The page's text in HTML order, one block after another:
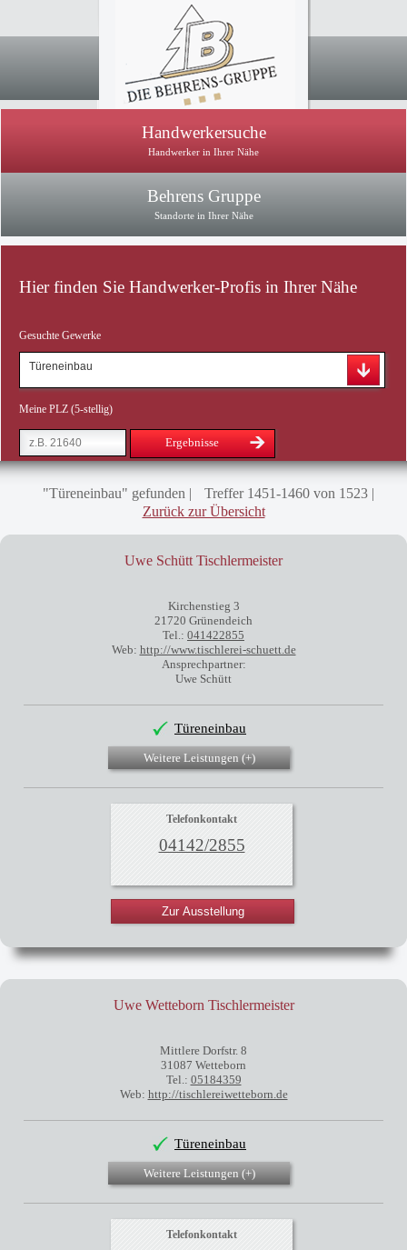
Handwerkersuche
Handwerker in Ihrer Nähe
Behrens Gruppe
Standorte in Ihrer Nähe
Hier finden Sie Handwerker-Profis in Ihrer Nähe
Gesuchte Gewerke
Meine PLZ (5-stellig)
Ergebnisse
"Türeneinbau" gefunden
Treffer 1451-1460 von 1523
Zurück zur Übersicht
Uwe Schütt Tischlermeister
Kirchenstieg 3
21720 Grünendeich
Tel.: 041422855
Web: http://www.tischlerei-schuett.de
Ansprechpartner:
Uwe Schütt
Türeneinbau
Weitere Leistungen (+)
Telefonkontakt
04142/2855
Zur Ausstellung
Uwe Wetteborn Tischlermeister
Mittlere Dorfstr. 8
31087 Wetteborn
Tel.: 05184359
Web: http://tischlereiwetteborn.de
Türeneinbau
Weitere Leistungen (+)
Telefonkontakt